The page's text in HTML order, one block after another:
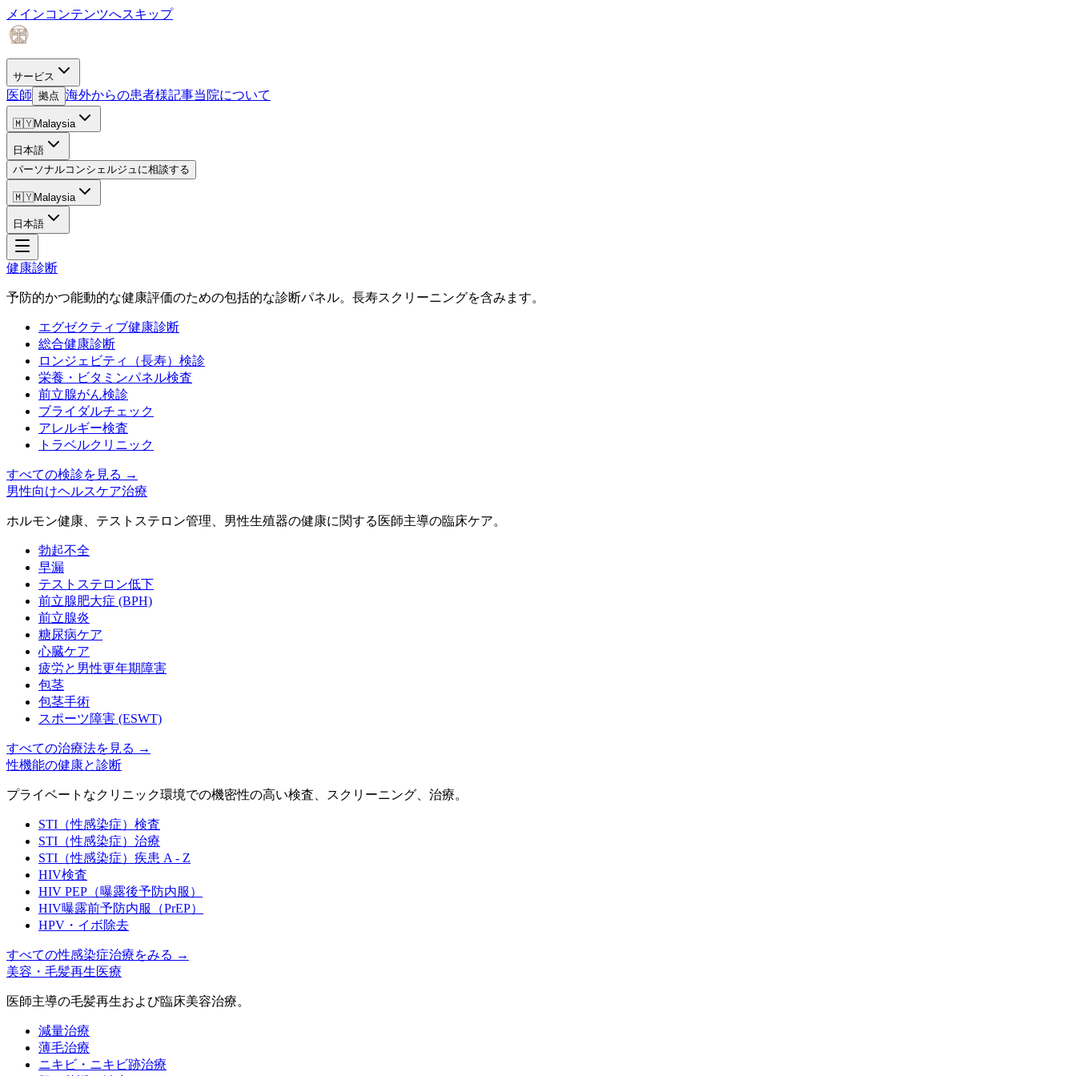
メインコンテンツへスキップ
サービス
医師 拠点 海外からの患者様記事当院について
🇲🇾Malaysia
日本語
パーソナルコンシェルジュに相談する
🇲🇾Malaysia
日本語
健康診断
予防的かつ能動的な健康評価のための包括的な診断パネル。長寿スクリーニングを含みます。
エグゼクティブ健康診断
総合健康診断
ロンジェビティ（長寿）検診
栄養・ビタミンパネル検査
前立腺がん検診
ブライダルチェック
アレルギー検査
トラベルクリニック
すべての検診を見る →
男性向けヘルスケア治療
ホルモン健康、テストステロン管理、男性生殖器の健康に関する医師主導の臨床ケア。
勃起不全
早漏
テストステロン低下
前立腺肥大症 (BPH)
前立腺炎
糖尿病ケア
心臓ケア
疲労と男性更年期障害
包茎
包茎手術
スポーツ障害 (ESWT)
すべての治療法を見る →
性機能の健康と診断
プライベートなクリニック環境での機密性の高い検査、スクリーニング、治療。
STI（性感染症）検査
STI（性感染症）治療
STI（性感染症）疾患 A - Z
HIV検査
HIV PEP（曝露後予防内服）
HIV曝露前予防内服（PrEP）
HPV・イボ除去
すべての性感染症治療をみる →
美容・毛髪再生医療
医師主導の毛髪再生および臨床美容治療。
減量治療
薄毛治療
ニキビ・ニキビ跡治療